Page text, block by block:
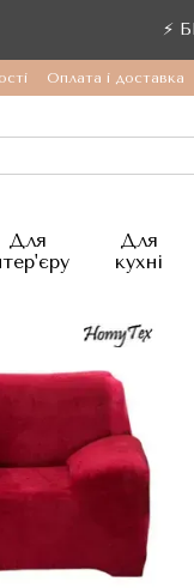
⚡
Оплата і доставка
Для
Для
кухні